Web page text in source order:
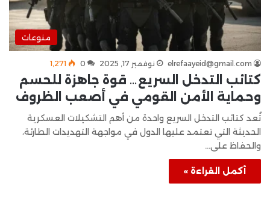
منوعات
elrefaayeid@gmail.com نوفمبر 17, 2025 0 1٬271
كتائب التدخل السريع… قوة جاهزة للحسم
وحماية الأمن القومي في أصعب الظروف
تُعد كتائب التدخل السريع واحدة من أهم التشكيلات العسكرية
الحديثة التي تعتمد عليها الدول في مواجهة التهديدات الطارئة،
والحفاظ على…
أكمل القراءة »